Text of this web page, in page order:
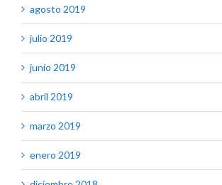
agosto 2019
julio 2019
junio 2019
abril 2019
marzo 2019
enero 2019